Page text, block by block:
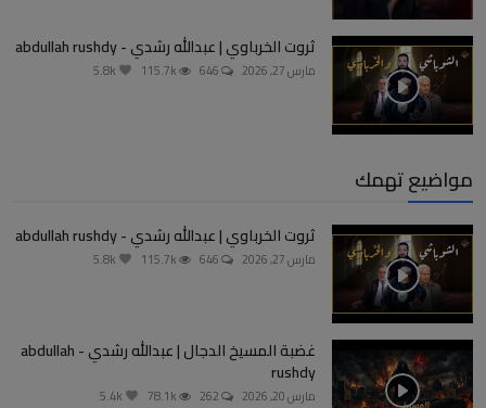
ثروت الخرباوي | عبدالله رشدي - abdullah rushdy
مارس 27, 2026
مواضيع تهمك
ثروت الخرباوي | عبدالله رشدي - abdullah rushdy
مارس 27, 2026
غضبة المسيخ الدجال | عبدالله رشدي - abdullah
rushdy
مارس 20, 2026